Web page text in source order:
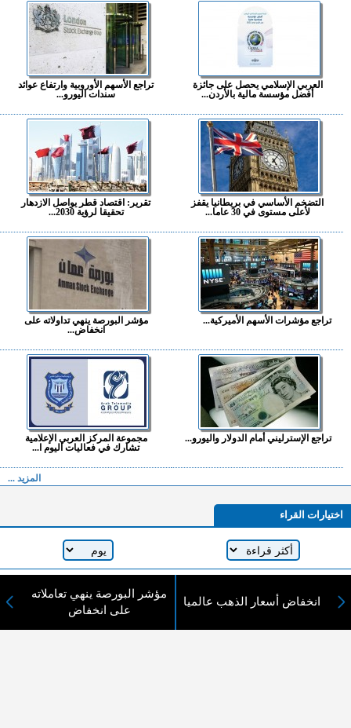
العربي الإسلامي يحصل على جائزة
أفضل مؤسسة مالية بالأردن...
تراجع الأسهم الأوروبية وارتفاع عوائد
سندات اليورو...
التضخم الأساسي في بريطانيا يقفز
لأعلى مستوى في 30 عاما...
تقرير: اقتصاد قطر يواصل الازدهار
تحقيقا لرؤية 2030...
تراجع مؤشرات الأسهم الأميركية...
مؤشر البورصة ينهي تداولاته على
انخفاض...
تراجع الإسترليني أمام الدولار واليورو...
مجموعة المركز العربي الإعلامية
تشارك في فعاليات اليوم ا...
المزيد ...
اختيارات القراء
انخفاض أسعار الذهب عالميا
مؤشر البورصة ينهي تعاملاته
على انخفاض